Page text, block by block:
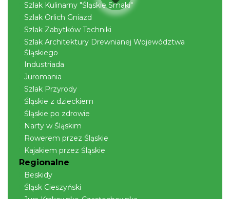
Szlak Kulinarny "Śląskie Smaki"
Szlak Orlich Gniazd
Szlak Zabytków Techniki
Szlak Architektury Drewnianej Województwa
Śląskiego
Industriada
Juromania
Szlak Przyrody
Śląskie z dzieckiem
Śląskie po zdrowie
Narty w Śląskim
Rowerem przez Śląskie
Kajakiem przez Śląskie
Regionalne
Beskidy
Śląsk Cieszyński